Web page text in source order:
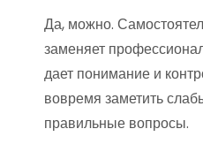
Да, можно.
заменяет
дает понимание и
вовремя заметить
правильные вопросы.